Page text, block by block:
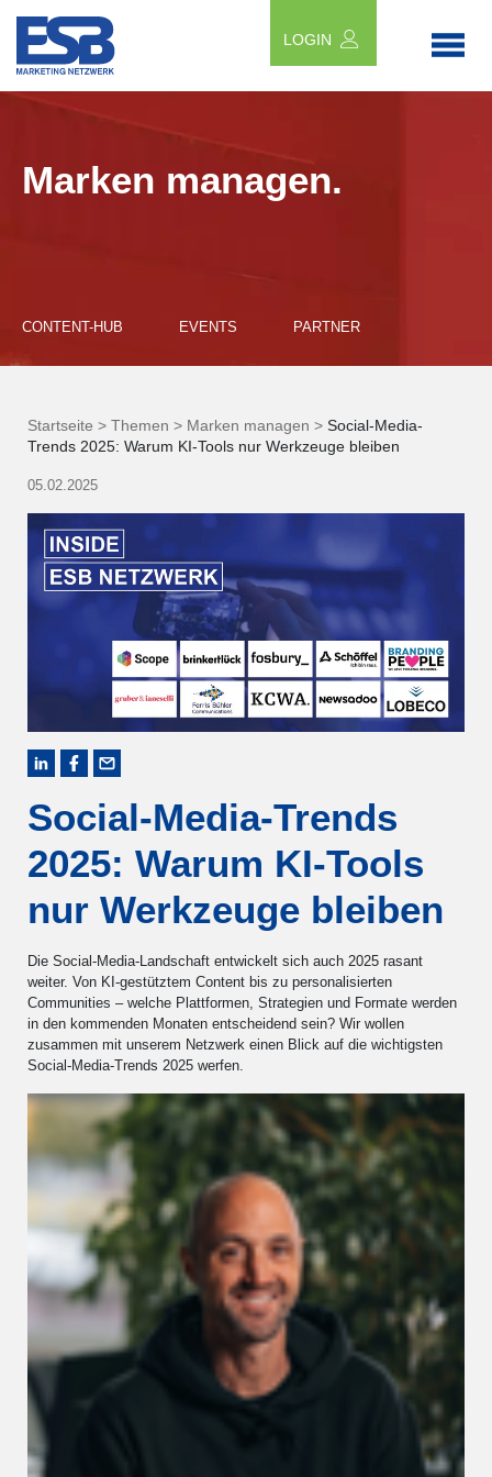
LOGIN
Marken managen.
CONTENT-HUB EVENTS PARTNER
Startseite > Themen > Marken managen > Social-Media-
Trends 2025: Warum KI-Tools nur Werkzeuge bleiben
05.02.2025
Social-Media-Trends
2025: Warum KI-Tools
nur Werkzeuge bleiben
Die Social-Media-Landschaft entwickelt sich auch 2025 rasant
weiter. Von KI-gestütztem Content bis zu personalisierten
Communities – welche Plattformen, Strategien und Formate werden
in den kommenden Monaten entscheidend sein? Wir wollen
zusammen mit unserem Netzwerk einen Blick auf die wichtigsten
Social-Media-Trends 2025 werfen.